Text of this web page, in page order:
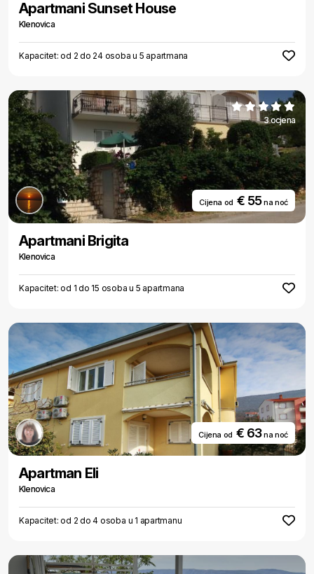
Apartmani Sunset House
Klenovica
Kapacitet: od 2 do 24 osoba u 5 apartmana
3 ocjena
Cijena od € 55na noć
Apartmani Brigita
Klenovica
Kapacitet: od 1 do 15 osoba u 5 apartmana
Cijena od € 63na noć
Apartman Eli
Klenovica
Kapacitet: od 2 do 4 osoba u 1 apartmanu